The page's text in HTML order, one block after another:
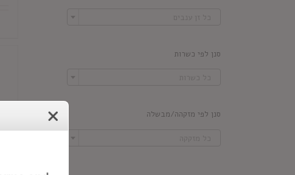
סנן לפי כשרות
סנן לפי מזקהה/מבשלה